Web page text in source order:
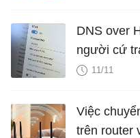
DNS over
người cứ
11/11
Việc
trên router